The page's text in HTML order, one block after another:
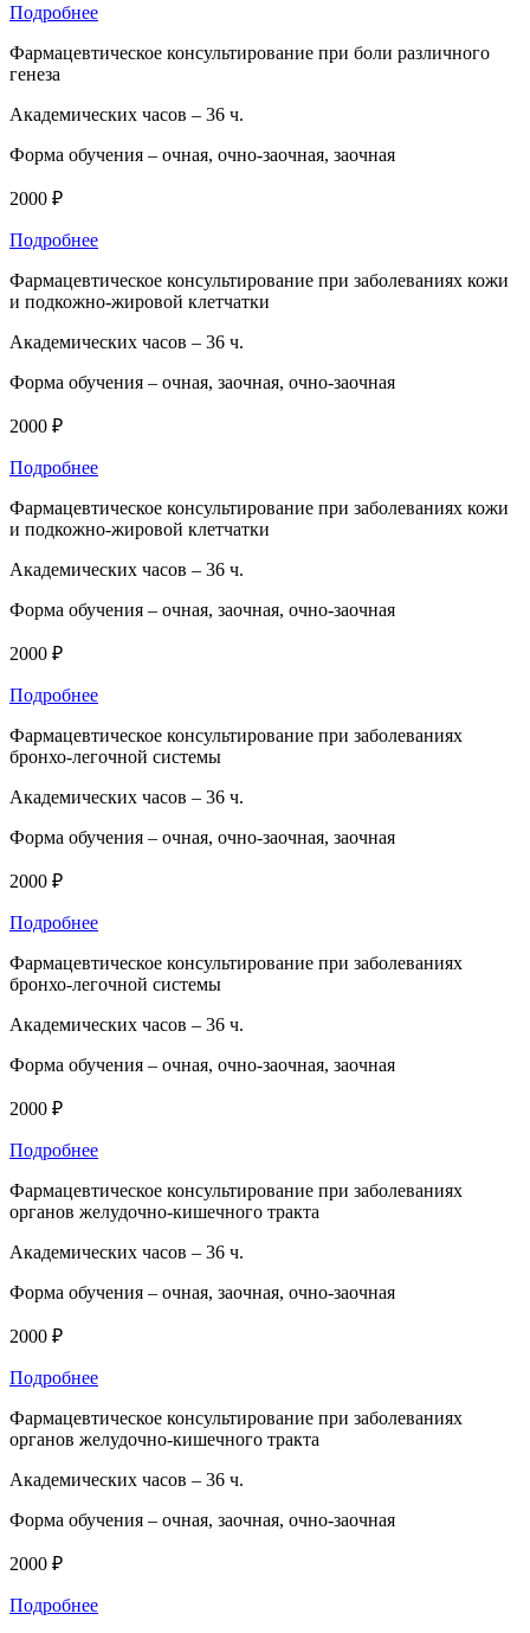
Подробнее
Фармацевтическое консультирование при боли различного
генеза
Академических часов – 36 ч.
Форма обучения – очная, очно-заочная, заочная
2000 ₽
Подробнее
Фармацевтическое консультирование при заболеваниях кожи
и подкожно-жировой клетчатки
Академических часов – 36 ч.
Форма обучения – очная, заочная, очно-заочная
2000 ₽
Подробнее
Фармацевтическое консультирование при заболеваниях кожи
и подкожно-жировой клетчатки
Академических часов – 36 ч.
Форма обучения – очная, заочная, очно-заочная
2000 ₽
Подробнее
Фармацевтическое консультирование при заболеваниях
бронхо-легочной системы
Академических часов – 36 ч.
Форма обучения – очная, очно-заочная, заочная
2000 ₽
Подробнее
Фармацевтическое консультирование при заболеваниях
бронхо-легочной системы
Академических часов – 36 ч.
Форма обучения – очная, очно-заочная, заочная
2000 ₽
Подробнее
Фармацевтическое консультирование при заболеваниях
органов желудочно-кишечного тракта
Академических часов – 36 ч.
Форма обучения – очная, заочная, очно-заочная
2000 ₽
Подробнее
Фармацевтическое консультирование при заболеваниях
органов желудочно-кишечного тракта
Академических часов – 36 ч.
Форма обучения – очная, заочная, очно-заочная
2000 ₽
Подробнее